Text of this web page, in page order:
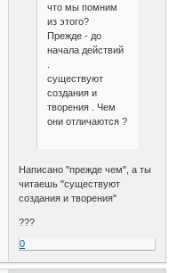
что мы помним
из этого?
Прежде - до
начала действий
существуют
создания и
творения . Чем
они отличаются ?
Написано "прежде чем", а ты
читаешь "существуют
создания и творения"
???
0